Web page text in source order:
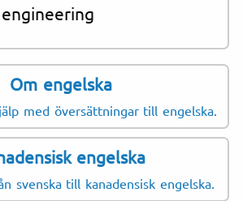
Om engelska
med översättningar till engelska.
engelska
svenska till kanadensisk engelska.